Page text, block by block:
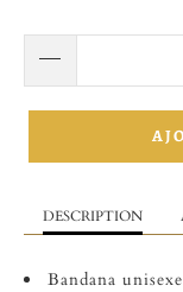
DESCRIPTION
Bandana